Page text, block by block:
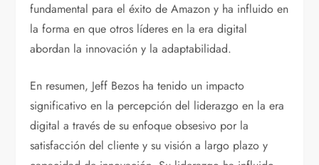
fundamental para el éxito de Amazon y ha influido en
la forma en que otros líderes en la era digital
abordan la innovación y la adaptabilidad.
En resumen, Jeff Bezos ha tenido un impacto
significativo en la percepción del liderazgo en la era
digital a través de su enfoque obsesivo por la
satisfacción del cliente y su visión a largo plazo y